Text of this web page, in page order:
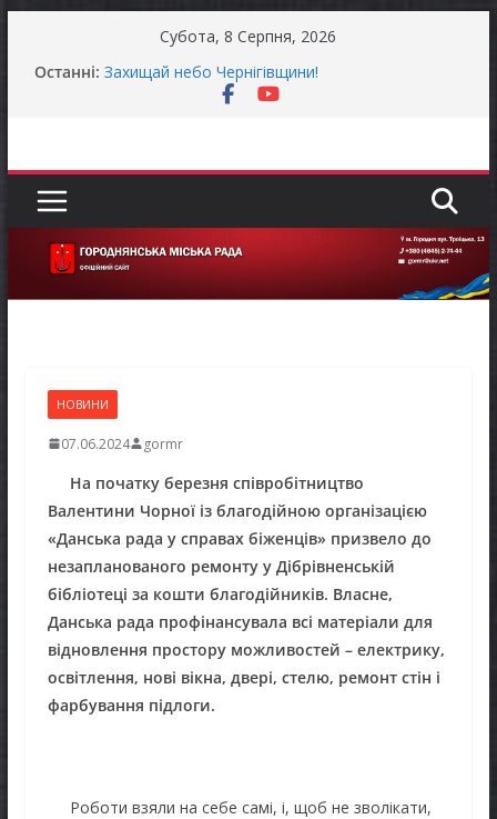
Субота, 8 Серпня, 2026
Останні: Захищай небо Чернігівщини!
Батьки майбутніх першокласників уже можуть
Як отримати компенсацію за товари, придбані
Уповноважений Верховної Ради України з
прав людини проводить опитування щодо
реалізації права осіб з інвалідністю на працю
НОВИНИ
07.06.2024 gormr
На початку березня співробітництво
Валентини Чорної із благодійною організацією
«Данська рада у справах біженців» призвело до
незапланованого ремонту у Дібрівненській
бібліотеці за кошти благодійників. Власне,
Данська рада профінансувала всі матеріали для
відновлення простору можливостей – електрику,
освітлення, нові вікна, двері, стелю, ремонт стін і
фарбування підлоги.
Роботи взяли на себе самі, і, щоб не зволікати,